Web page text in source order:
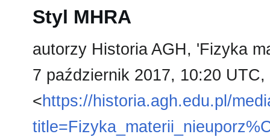
Styl MHRA
autorzy Historia AGH, 'Fizyka
7 październik 2017, 10:20 UTC,
<https://historia.agh.edu.pl/